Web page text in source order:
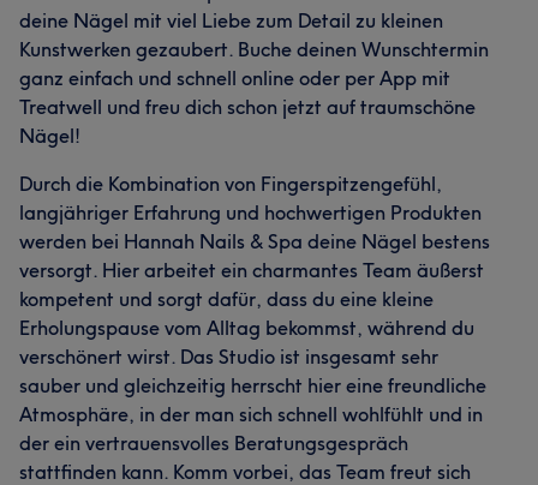
deine Nägel mit viel Liebe zum Detail zu kleinen
Kunstwerken gezaubert. Buche deinen Wunschtermin
ganz einfach und schnell online oder per App mit
Treatwell und freu dich schon jetzt auf traumschöne
Nägel!
Durch die Kombination von Fingerspitzengefühl,
langjähriger Erfahrung und hochwertigen Produkten
werden bei Hannah Nails & Spa deine Nägel bestens
versorgt. Hier arbeitet ein charmantes Team äußerst
kompetent und sorgt dafür, dass du eine kleine
Erholungspause vom Alltag bekommst, während du
verschönert wirst. Das Studio ist insgesamt sehr
sauber und gleichzeitig herrscht hier eine freundliche
Atmosphäre, in der man sich schnell wohlfühlt und in
der ein vertrauensvolles Beratungsgespräch
stattfinden kann. Komm vorbei, das Team freut sich